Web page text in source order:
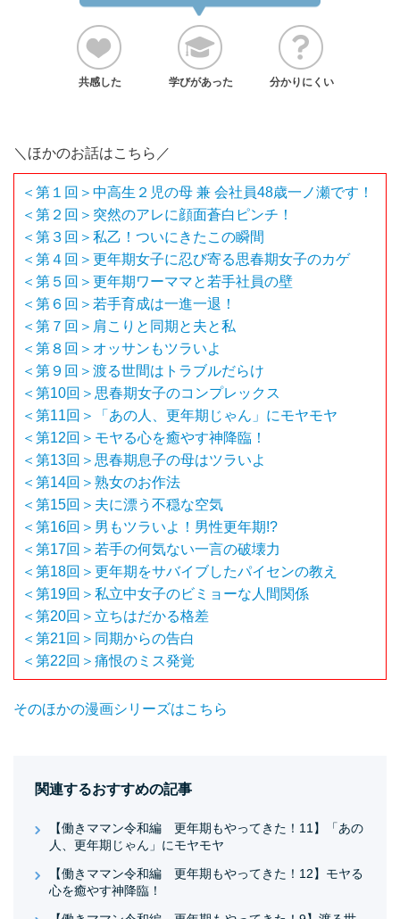
共感した 学びがあった 分かりにくい
＼ほかのお話はこちら／
＜第１回＞中高生２児の母 兼 会社員48歳一ノ瀬です！
＜第２回＞突然のアレに顔面蒼白ピンチ！
＜第３回＞私乙！ついにきたこの瞬間
＜第４回＞更年期女子に忍び寄る思春期女子のカゲ
＜第５回＞更年期ワーママと若手社員の壁
＜第６回＞若手育成は一進一退！
＜第７回＞肩こりと同期と夫と私
＜第８回＞オッサンもツラいよ
＜第９回＞渡る世間はトラブルだらけ
＜第10回＞思春期女子のコンプレックス
＜第11回＞「あの人、更年期じゃん」にモヤモヤ
＜第12回＞モヤる心を癒やす神降臨！
＜第13回＞思春期息子の母はツラいよ
＜第14回＞熟女のお作法
＜第15回＞夫に漂う不穏な空気
＜第16回＞男もツラいよ！男性更年期!?
＜第17回＞若手の何気ない一言の破壊力
＜第18回＞更年期をサバイブしたパイセンの教え
＜第19回＞私立中女子のビミョーな人間関係
＜第20回＞立ちはだかる格差
＜第21回＞同期からの告白
＜第22回＞痛恨のミス発覚
そのほかの漫画シリーズはこちら
関連するおすすめの記事
【働きママン令和編 更年期もやってきた！11】「あの
人、更年期じゃん」にモヤモヤ
【働きママン令和編 更年期もやってきた！12】モヤる
心を癒やす神降臨！